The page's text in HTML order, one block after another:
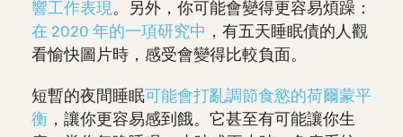
響工作表現。另外，你可能會變得更容易煩躁：
在 2020 年的一項研究中 ，有五天睡眠債的人觀
看愉快圖片時，感受會變得比較負面。
短暫的夜間睡眠可能會打亂調節食慾的荷爾蒙平
衡 ，讓你更容易感到餓。它甚至有可能讓你生